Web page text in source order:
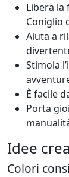
Libera la
Coniglio
Aiuta a
Stimola
È facile
Porta
Idee
Colori